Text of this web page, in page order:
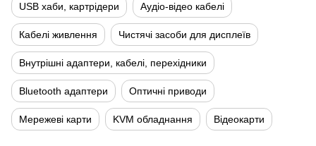
USB хаби, картрідери Аудіо-відео кабелі
Кабелі живлення Чистячі засоби для дисплеїв
Внутрішні адаптери, кабелі, перехідники
Bluetooth адаптери Оптичні приводи
Мережеві карти KVM обладнання Відеокарти